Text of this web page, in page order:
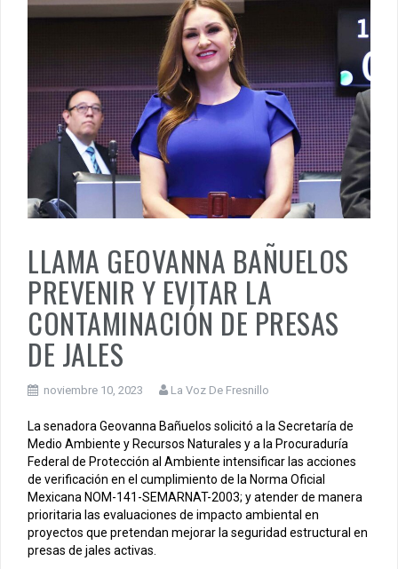
LLAMA GEOVANNA BAÑUELOS
PREVENIR Y EVITAR LA
CONTAMINACIÓN DE PRESAS
DE JALES
noviembre 10, 2023 La Voz De Fresnillo
La senadora Geovanna Bañuelos solicitó a la Secretaría de
Medio Ambiente y Recursos Naturales y a la Procuraduría
Federal de Protección al Ambiente intensificar las acciones
de verificación en el cumplimiento de la Norma Oficial
Mexicana NOM-141-SEMARNAT-2003; y atender de manera
prioritaria las evaluaciones de impacto ambiental en
proyectos que pretendan mejorar la seguridad estructural en
presas de jales activas.